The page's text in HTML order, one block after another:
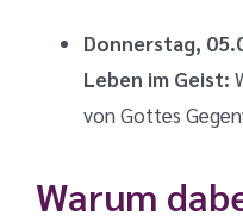
Donnerstag,
Leben im Geist:
von Gottes
Warum